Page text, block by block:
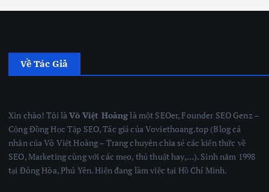
Về Tác Giả
Xin chào! Tôi làVõ Việt Hoànglà một SEOer, Founder SEO Genz –
Cộng Đồng Học Tập SEO, Tác giả của Voviethoang.top (Blog cá
nhân của Võ Việt Hoàng – Trang chuyên chia sẻ các kiến thức về
SEO, Marketing cùng với các mẹo, thủ thuật hay,…). Sinh năm 1998
tại Đông Hòa, Phú Yên. Hiện đang làm việc tại Hồ Chí Minh.